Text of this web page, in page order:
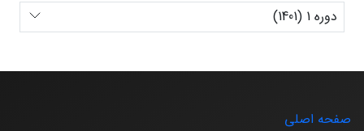
دوره 1 (1401)
صفحه اصلی